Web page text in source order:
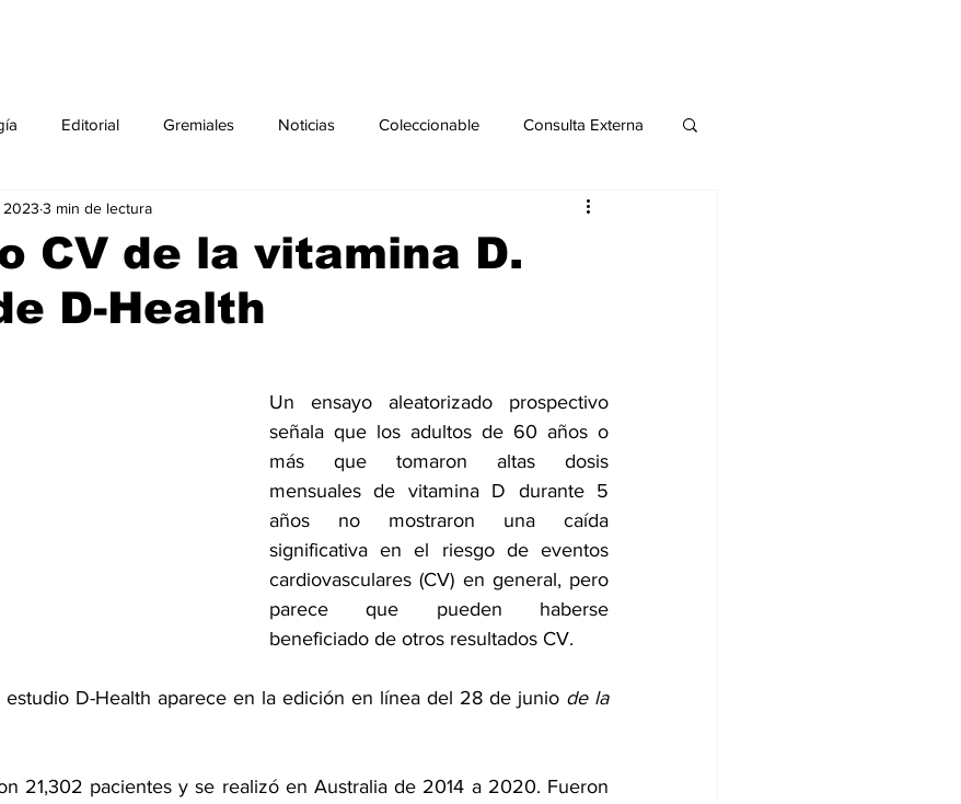
Editorial Gremiales Noticias Coleccionable Consulta Externa
Sección especial Publicaciones
Ciencia y Tecnología especial
dia mundial de la diabetes
CV de la vitamina D.
D-Health
2023 3 min de lectura
Un ensayo aleatorizado prospectivo
señala que los adultos de 60 años o
más que tomaron altas dosis
mensuales de vitamina D durante 5
años no mostraron una caída
significativa en el riesgo de eventos
cardiovasculares (CV) en general, pero
parece que pueden haberse
beneficiado de otros resultados CV.
estudio D-Health aparece en la edición en línea del 28 de junio
de la
21,302 pacientes y se realizó en Australia de 2014 a 2020. Fueron